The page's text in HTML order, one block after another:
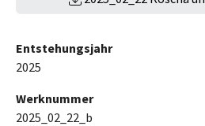
Entstehungsjahr
2025
Werknummer
2025_02_22_b